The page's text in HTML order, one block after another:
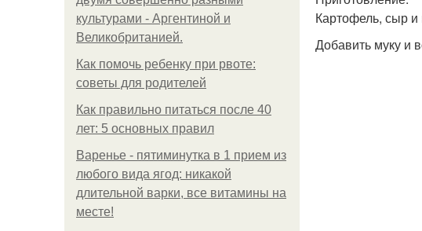
культурами - Аргентиной и
Великобританией.
Как помочь ребенку при рвоте:
советы для родителей
Как правильно питаться после 40
лет: 5 основных правил
Варенье - пятиминутка в 1 прием из
любого вида ягод: никакой
длительной варки, все витамины на
месте!
Картофель, сыр и
Добавить муку и